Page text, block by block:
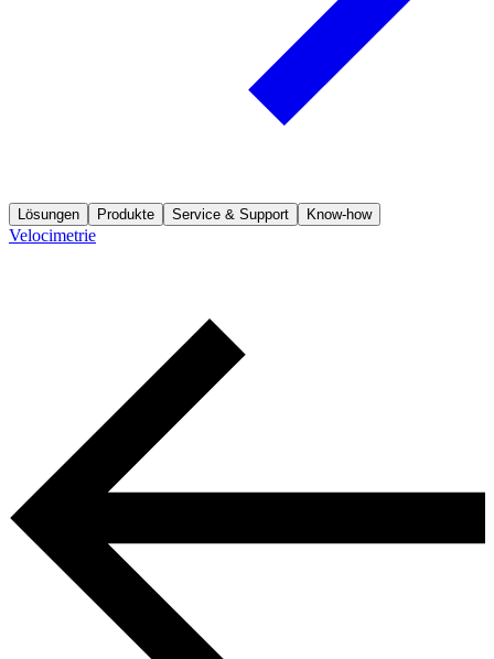
Lösungen Produkte Service & Support Know-how
Velocimetrie